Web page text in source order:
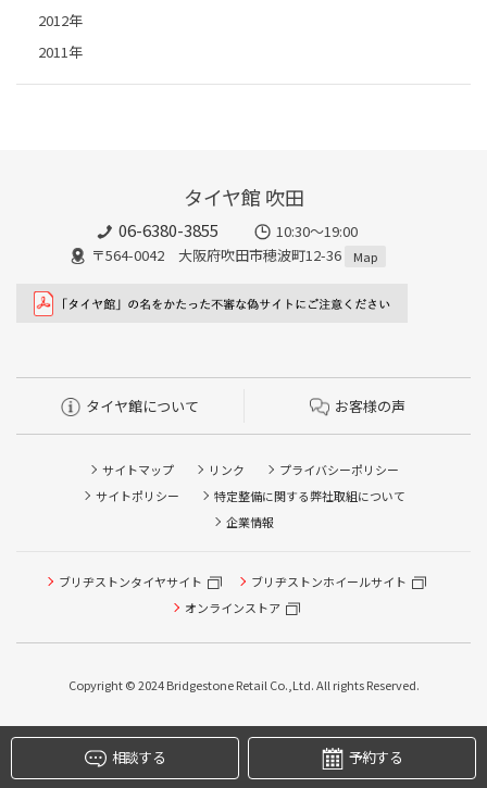
2012年
2011年
タイヤ館 吹田
06-6380-3855
10:30～19:00
〒564-0042 大阪府吹田市穂波町12-36
Map
タイヤ館について お客様の声
サイトマップ リンク
プライバシーポリシー
サイトポリシー
特定整備に関する弊社取組について
企業情報
ブリヂストンタイヤサイト
ブリヂストンホイールサイト
オンラインストア
Copyright © 2024 Bridgestone Retail Co.,Ltd. All rights Reserved.
相談する 予約する
タイヤ点検・安全点検/タイヤ履き替え/オイル交換/その他
ピット作業の予約
本日のタイヤ履き替え順番待ち予約 ※クローク契約会員の